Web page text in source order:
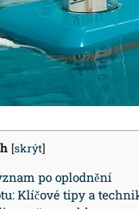
[skrýt]
po oplodnění
Klíčové tipy a